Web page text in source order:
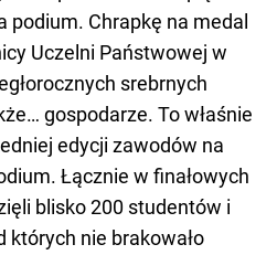
podium. Chrapkę na medal
Uczelni Państwowej w
srebrnych
gospodarze. To właśnie
edycji zawodów na
Łącznie w finałowych
blisko 200 studentów i
których nie brakowało